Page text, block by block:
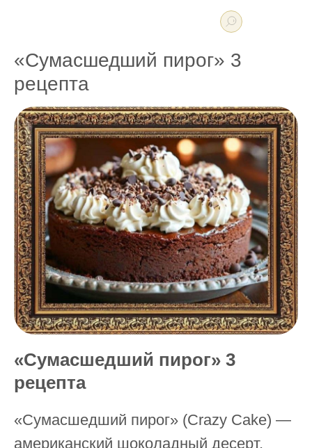
«Сумасшедший пирог» 3
рецепта
«Сумасшедший пирог» 3
рецепта
«Сумасшедший пирог» (Crazy Cake) —
американский шоколадный десерт,